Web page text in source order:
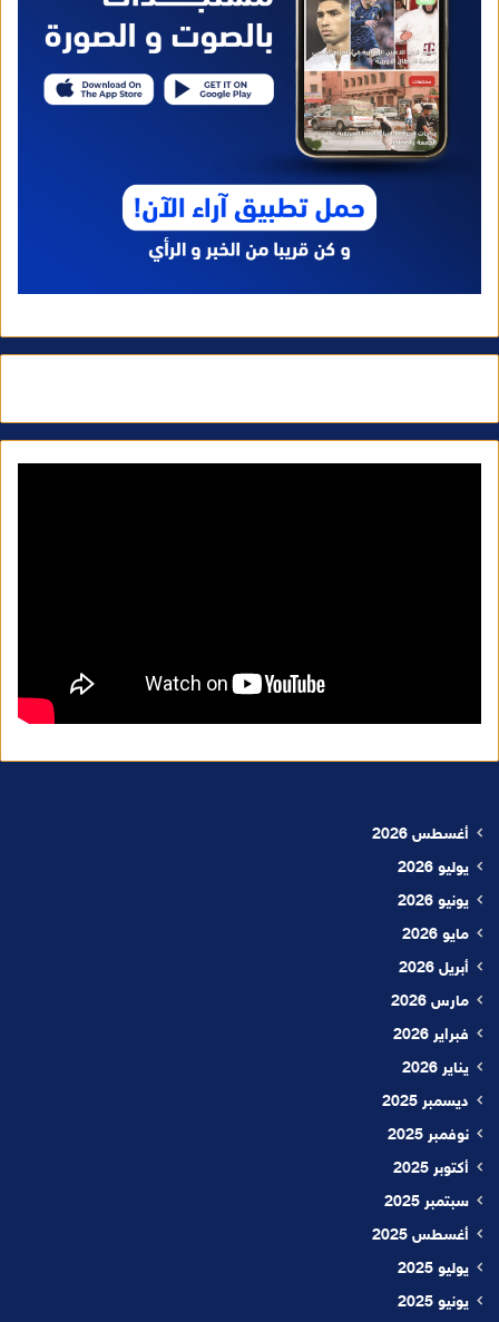
أغسطس 2026
يوليو 2026
يونيو 2026
مايو 2026
أبريل 2026
مارس 2026
فبراير 2026
يناير 2026
ديسمبر 2025
نوفمبر 2025
أكتوبر 2025
سبتمبر 2025
أغسطس 2025
يوليو 2025
يونيو 2025